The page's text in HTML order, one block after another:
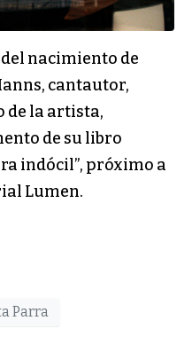
nacimiento de
cantautor,
de la artista,
de su libro
indócil”, próximo a
Lumen.
Parra